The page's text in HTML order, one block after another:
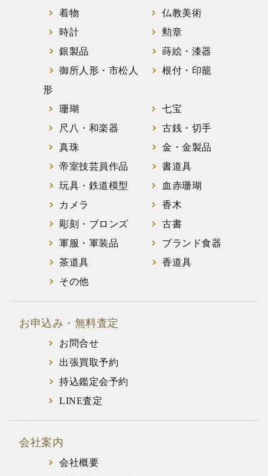
着物
仏教美術
時計
勲章
銀製品
蒔絵・漆器
御所人形・市松人
形
根付・印籠
珊瑚
七宝
尺八・和楽器
古銭・切手
真珠
金・金製品
帝室技芸員作品
書道具
玩具・鉄道模型
血赤珊瑚
カメラ
香木
彫刻・ブロンズ
古書
軍服・軍装品
ブランド食器
茶道具
香道具
その他
お申込み・無料査定
お問合せ
出張買取予約
持込鑑定会予約
LINE査定
会社案内
会社概要